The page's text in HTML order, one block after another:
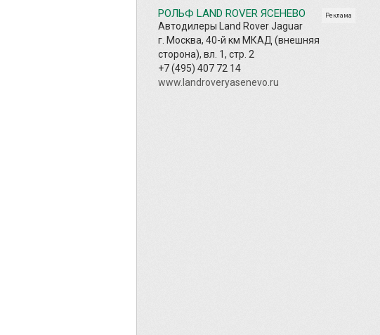
Реклама
РОЛЬФ LAND ROVER ЯСЕНЕВО
Автодилеры Land Rover Jaguar
г. Москва, 40-й км МКАД (внешняя
сторона), вл. 1, стр. 2
+7 (495) 407 72 14
www.landroveryasenevo.ru